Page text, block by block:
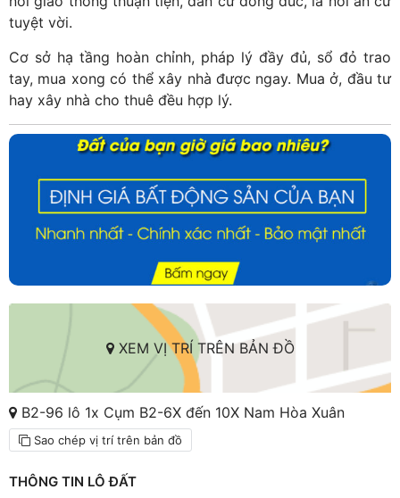
tuyệt vời.
Cơ sở hạ tầng hoàn chỉnh, pháp lý đầy đủ, sổ đỏ trao
tay, mua xong có thể xây nhà được ngay. Mua ở, đầu tư
hay xây nhà cho thuê đều hợp lý.
XEM VỊ TRÍ TRÊN BẢN ĐỒ
B2-96 lô 1x Cụm B2-6X đến 10X Nam Hòa Xuân
Sao chép vị trí trên bản đồ
THÔNG TIN LÔ ĐẤT